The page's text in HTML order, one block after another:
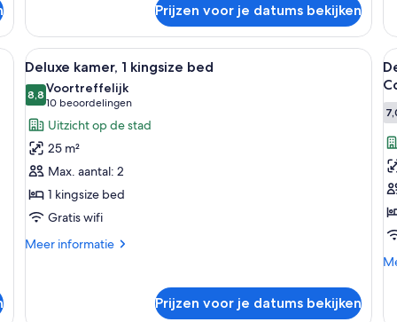
Twin
kamer,
Meerdere
bedden,
kamers
tussendeur
Prijzen voor je datums bekijken
een bureau en uitzicht op de stad.
Alle
foto's
voor
Deluxe
kamer,
1
kingsize
bed
laden
Lakens van Egyptisch katoen, luxe
6
Deluxe kamer, 1 kingsize bed
8,88,8 van 10
Voortreffelijk
10 beoordelingen
(10
beoordelingen)
Uitzicht op de stad
25 m²
Max. aantal: 2
1 kingsize bed
Gratis wifi
Meer informatie
Meer
Prijzen voor je datums bekijken
2